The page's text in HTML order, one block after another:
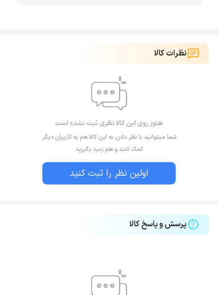
نظرات کالا
هنوز روی این کالا نظری ثبت نشده است
شما میتوانید با نظر دادن به این کالا هم به کاربران دیگر
کمک کنید و هم زمرد بگیرید
اولین نظر را ثبت کنید
پرسش و پاسخ کالا